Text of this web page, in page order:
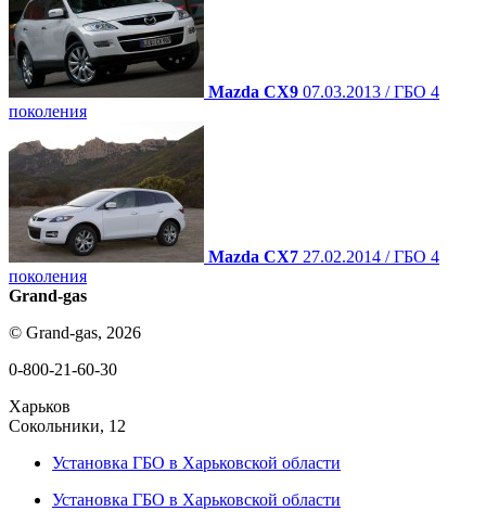
Mazda CX9 07.03.2013 / ГБО 4
поколения
Mazda CX7 27.02.2014 / ГБО 4
поколения
Grand-gas
© Grand-gas, 2026
0-800-21-60-30
Харьков
Сокольники, 12
Установка ГБО в Харьковской области
Установка ГБО в Харьковской области